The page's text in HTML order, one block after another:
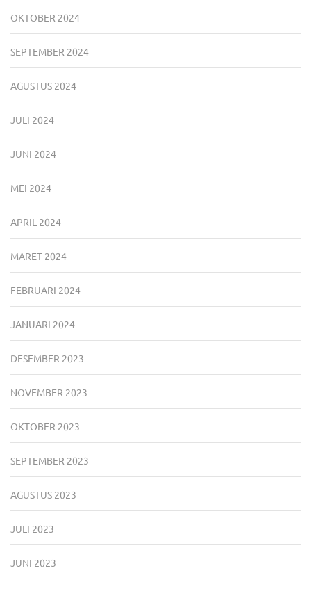
OKTOBER 2024
SEPTEMBER 2024
AGUSTUS 2024
JULI 2024
JUNI 2024
MEI 2024
APRIL 2024
MARET 2024
FEBRUARI 2024
JANUARI 2024
DESEMBER 2023
NOVEMBER 2023
OKTOBER 2023
SEPTEMBER 2023
AGUSTUS 2023
JULI 2023
JUNI 2023